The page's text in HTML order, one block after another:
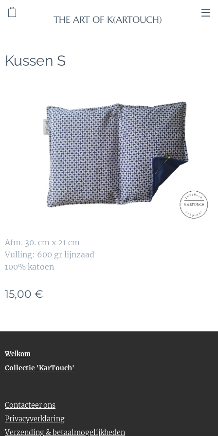
THE ART OF K(ARTOUCH)
Kussen S
Afm. 30. cm x 21 cm
Vulling: 600 gr lijnzaad
100% katoen
15,00 €
Welkom
Collectie 'KarTouch'
Contacteer ons
Privacyverklaring
Verzending & betaalmogelijkheden